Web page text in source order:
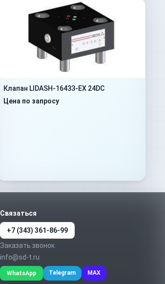
Клапан LIDASH-16433-EX 24DC
Цена по запросу
Связаться
+7 (343) 361-86-99
Заказать звонок
info@sd-t.ru
WhatsApp Telegram MAX